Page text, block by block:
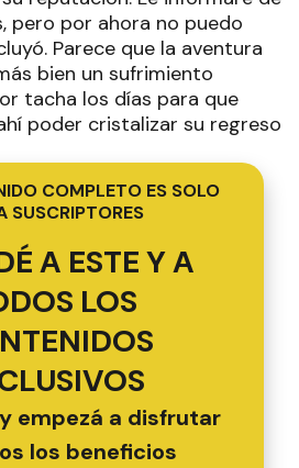
pero por ahora no puedo
Parece que la aventura
bien un sufrimiento
tacha los días para que
poder cristalizar su regreso
COMPLETO ES SOLO
SUSCRIPTORES
A ESTE Y A
LOS
empezá a disfrutar
los beneficios